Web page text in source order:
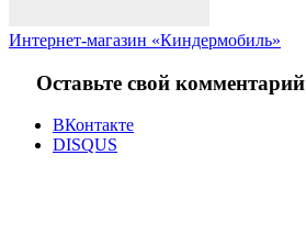
Интернет-магазин «Киндермобиль»
Оставьте свой комментарий
ВКонтакте
DISQUS